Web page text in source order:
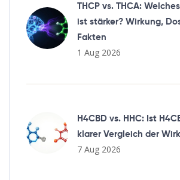
THCP vs. THCA:
ist stärker? Wirkung,
Fakten
1 Aug 2026
H4CBD vs. HHC: Ist
klarer Vergleich der
7 Aug 2026